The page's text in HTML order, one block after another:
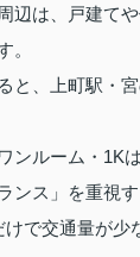
辺は、戸建て
。
と、上町駅・
ンルーム・1K
ンス」を重視
で交通量が